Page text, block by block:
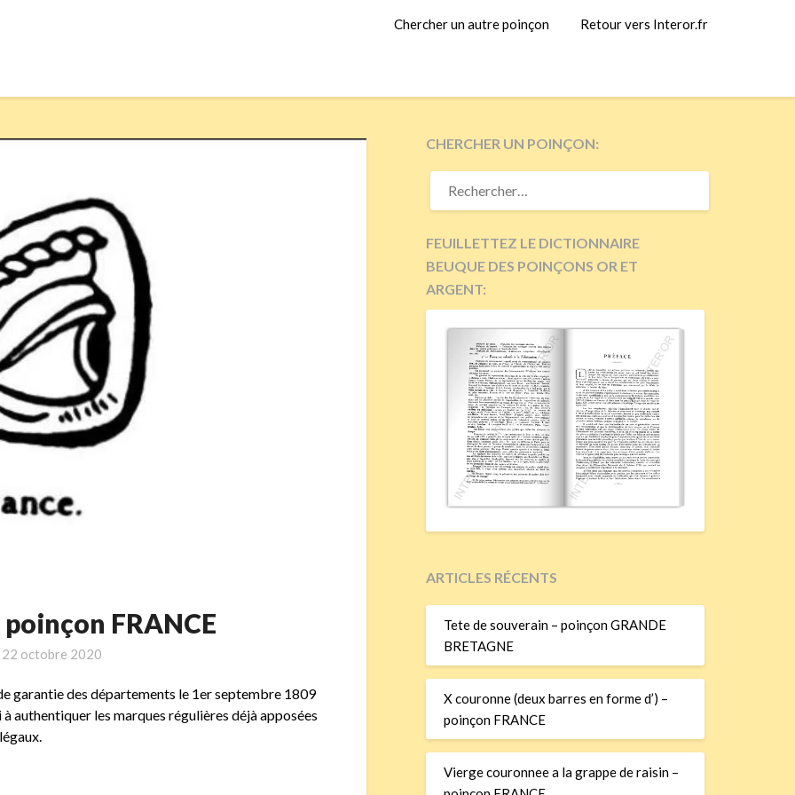
Chercher un autre poinçon Retour vers Interor.fr
FRANCE
22 octobre 2020
garantie des départements le 1er septembre 1809
authentiquer les marques régulières déjà apposées
CHERCHER UN POINÇON:
RECHERCHER :
FEUILLETTEZ LE DICTIONNAIRE
BEUQUE DES POINÇONS OR ET
ARGENT:
ARTICLES RÉCENTS
Tete de souverain – poinçon GRANDE
BRETAGNE
X couronne (deux barres en forme d’) –
poinçon FRANCE
Vierge couronnee a la grappe de raisin –